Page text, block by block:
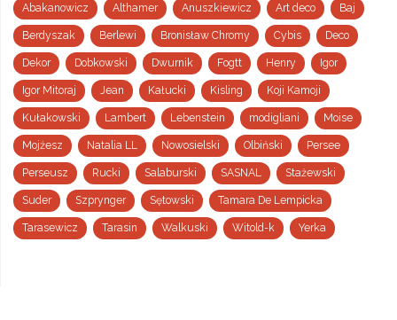
Abakanowicz Althamer Anuszkiewicz Art deco Baj
Berdyszak Berlewi Bronisław Chromy Cybis Deco
Dekor Dobkowski Dwurnik Fogtt Henry Igor
Igor Mitoraj Jean Kałucki Kisling Koji Kamoji
Kułakowski Lambert Lebenstein modigliani Moise
Mojżesz Natalia LL Nowosielski Olbiński Persee
Perseusz Rucki Salaburski SASNAL Stażewski
Suder Szprynger Sętowski Tamara De Lempicka
Tarasewicz Tarasin Walkuski Witold-k Yerka